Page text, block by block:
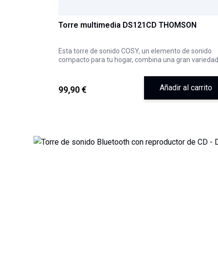
Torre multimedia DS121CD THOMSON
Esta torre de sonido COSY, un elemento de sonido
compacto para tu hogar, combina una gran variedad
99,90 € Añadir al carrito